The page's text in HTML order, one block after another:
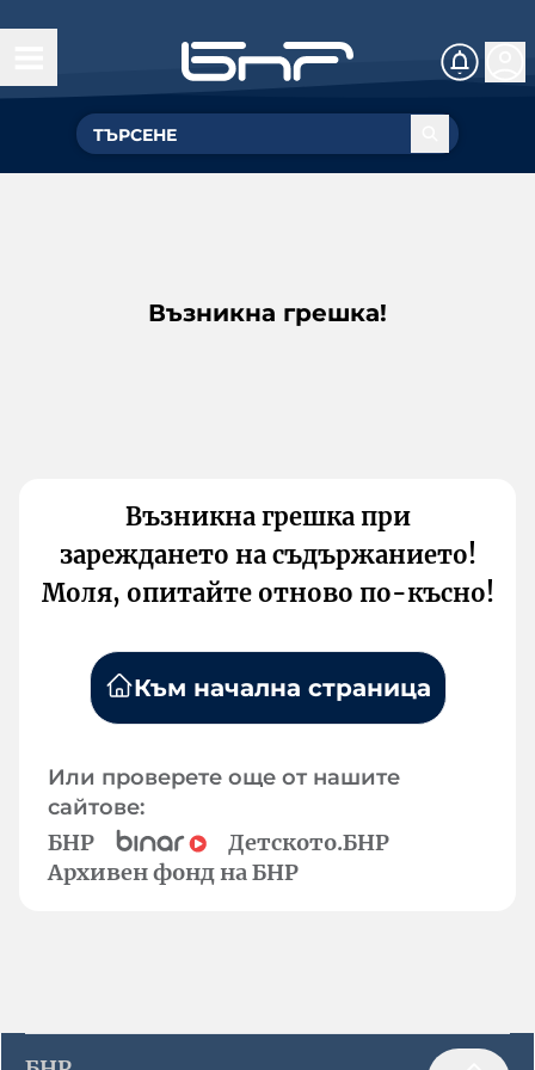
Възникна грешка!
Възникна грешка при
зареждането на съдържанието!
Моля, опитайте отново по-късно!
Към начална страница
Или проверете още от нашите
сайтове:
БНР
Детското.БНР
Архивен фонд на БНР